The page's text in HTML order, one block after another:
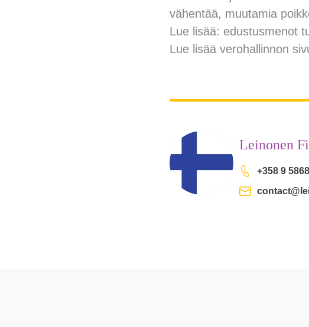
vähentää, muutamia
Lue lisää: edustusmenot
Lue lisää verohallinnon
Leinonen
+358 9